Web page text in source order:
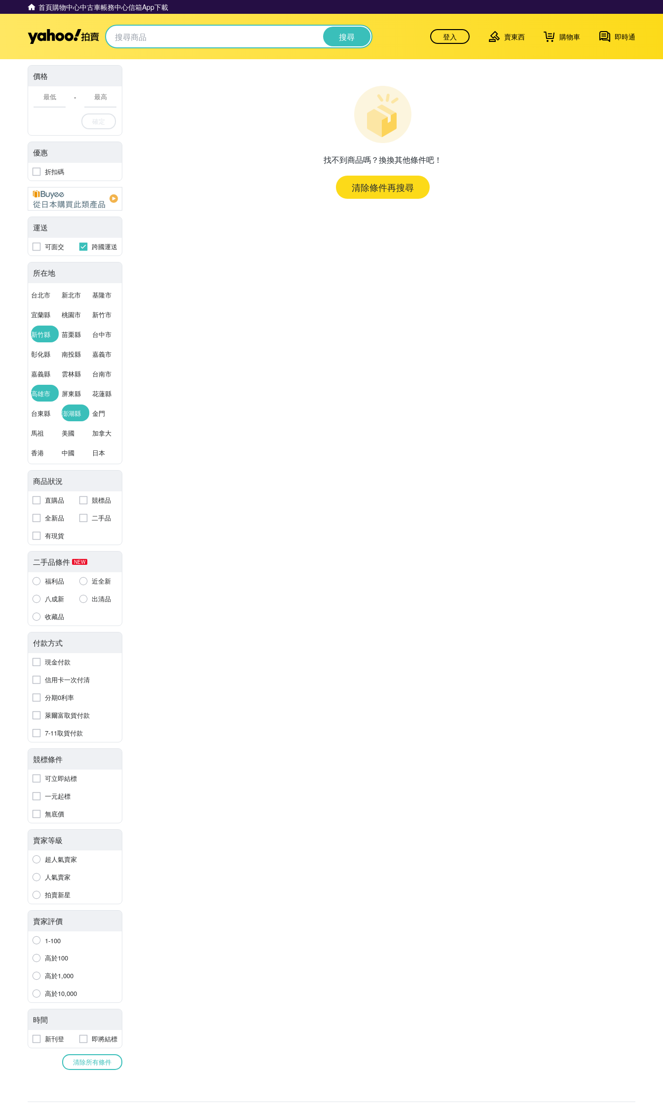
首頁購物中心中古車帳務中心信箱App下載
Yahoo拍賣 搜尋 登入 賣東西 購物車 即時通
價格
-
確定
優惠
折扣碼
運送
可面交 跨國運送
所在地
台北市 新北市 基隆市
宜蘭縣 桃園市 新竹市
新竹縣 苗栗縣 台中市
彰化縣 南投縣 嘉義市
嘉義縣 雲林縣 台南市
高雄市 屏東縣 花蓮縣
台東縣 澎湖縣 金門
馬祖 美國 加拿大
香港 中國 日本
商品狀況
直購品
競標品
全新品
二手品
有現貨
二手品條件 NEW
福利品
近全新
八成新
出清品
收藏品
付款方式
現金付款
信用卡一次付清
分期0利率
萊爾富取貨付款
7-11取貨付款
競標條件
可立即結標
一元起標
無底價
賣家等級
超人氣賣家
人氣賣家
拍賣新星
賣家評價
1-100
高於100
高於1,000
高於10,000
時間
新刊登 即將結標
清除所有條件
找不到商品嗎？換換其他條件吧！
清除條件再搜尋